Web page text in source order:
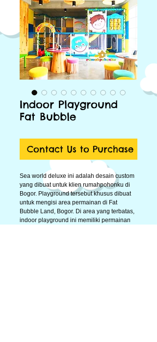
Indoor Playground
Fat Bubble
Contact Us to Purchase
Sea world deluxe ini adalah desain custom
yang dibuat untuk klien rumahpohonku di
Bogor. Playground tersebut khusus dibuat
untuk mengisi area permainan di Fat
Bubble Land, Bogor. Di area yang terbatas,
indoor playground ini memiliki permainan